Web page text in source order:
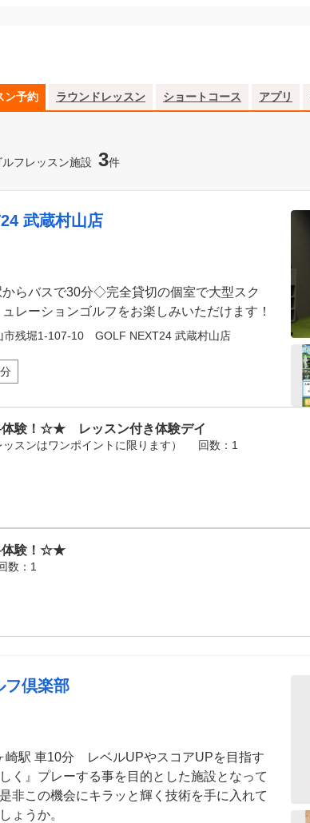
ン予約 ラウンドレッスン ショートコース アプリ
フレッスン施設 3件
武蔵村山店
らバスで30分◇完全貸切の個室で大型スク
レーションゴルフをお楽しみいただけます！
市残堀1-107-10 GOLF NEXT24 武蔵村山店
験！☆★ レッスン付き体験デイ
スンはワンポイントに限ります） 回数：1
験！☆★
数：1
フ倶楽部
崎駅 車10分 レベルUPやスコアUPを目指す
く』プレーする事を目的とした施設となって
非この機会にキラッと輝く技術を手に入れて
ょうか。